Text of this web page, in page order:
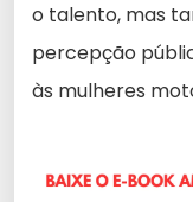
o talento, mas
percepção
às mulheres